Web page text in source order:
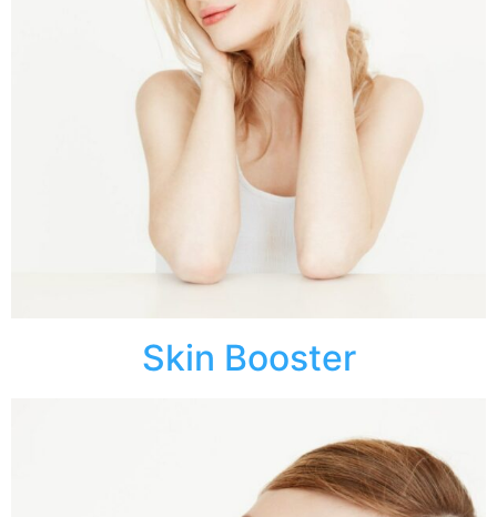
Skin Booster